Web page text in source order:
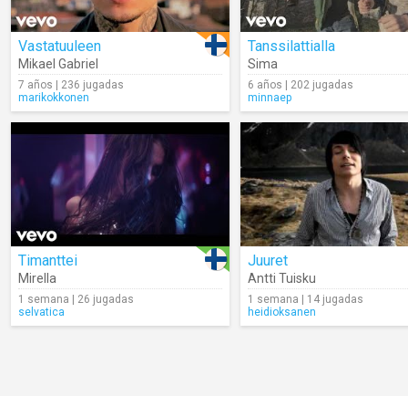
Vastatuuleen
Mikael Gabriel
7 años | 236 jugadas
marikokkonen
Tanssilattialla
Sima
6 años | 202 jugadas
minnaep
Timanttei
Mirella
1 semana | 26 jugadas
selvatica
Juuret
Antti Tuisku
1 semana | 14 jugadas
heidioksanen